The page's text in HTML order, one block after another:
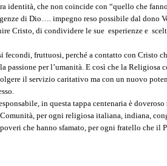
che non coincide con “quello che
di Dio…. impegno reso possibile dal dono
Cristo, di condividere le sue esperienze e
fruttuosi, perché a contatto con Cristo
per l’umanità. E così che la Religiosa
il servizio caritativo ma con un nuovo
in questa tappa centenaria è
per ogni religiosa italiana, indiana,
che hanno sfamato, per ogni fratello che il